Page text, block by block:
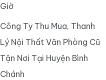
Giờ
Công Ty Thu Mua, Thanh
Lý Nội Thất Văn Phòng Cũ
Tận Nơi Tại Huyện Bình
Chánh